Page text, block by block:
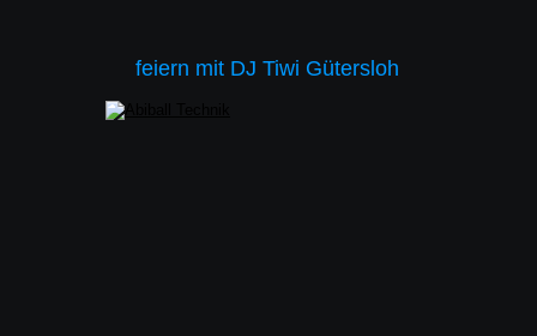
feiern mit DJ Tiwi Gütersloh